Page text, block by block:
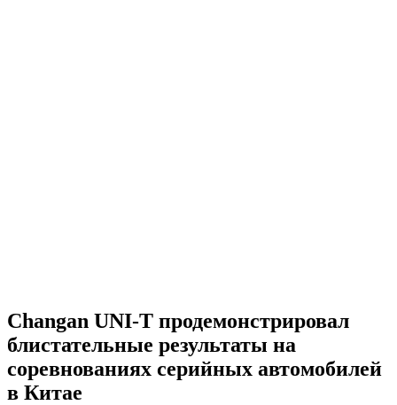
Changan UNI-T продемонстрировал
блистательные результаты на
соревнованиях серийных автомобилей
в Китае